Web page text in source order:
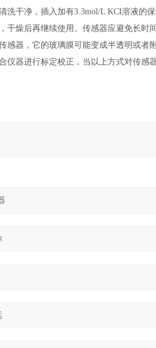
干净，插入加有3.3mol/L KCI溶液的
干燥后再继续使用。传感器应避免长
器，它的玻璃膜可能变成半透明或者
仪器进行标定校正，当以上方式对传